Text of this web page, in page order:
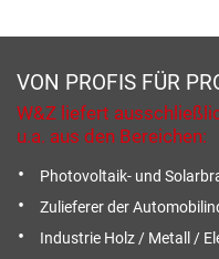
VON PROFIS FÜR
W&Z liefert
u.a. aus den Bereichen:
Photovoltaik- und
Zulieferer der
Industrie Holz / Metall /